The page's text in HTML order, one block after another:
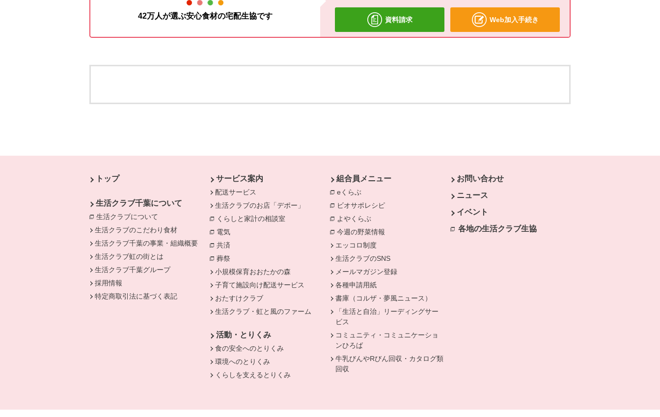
42万人が選ぶ安心食材の宅配生協です 資料請求 Web加入手続き
トップ
生活クラブ千葉について
生活クラブについて
別のウィンドウで開きます。
生活クラブのこだわり食材
生活クラブ千葉の事業・組織概要
生活クラブ虹の街とは
生活クラブ千葉グループ
採用情報
特定商取引法に基づく表記
サービス案内
配送サービス
生活クラブのお店「デポー」
くらしと家計の相談室 別のウィンドウで開きます。
電気
共済
葬祭
小規模保育おおたかの森
子育て施設向け配送サービス
おたすけクラブ
生活クラブ・虹と風のファーム
活動・とりくみ
食の安全へのとりくみ
環境へのとりくみ
くらしを支えるとりくみ
組合員メニュー
eくらぶ
ビオサポレシピ
よやくらぶ 別のウィンドウで開きます。
今週の野菜情報 別のウィンドウで開きます。
エッコロ制度
生活クラブのSNS
メールマガジン登録
各種申請用紙
書庫（コルザ・夢風ニュース）
「生活と自治」リーディングサー
ビス
コミュニティ・コミュニケーショ
ンひろば
牛乳びんやRびん回収・カタログ類
回収
お問い合わせ
ニュース
イベント
各地の生活クラブ生協